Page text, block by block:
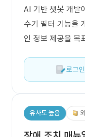
AI 기반 챗봇 개발
수기 필터 기능을
인 정보 제공을 목
로그
유사도 높음